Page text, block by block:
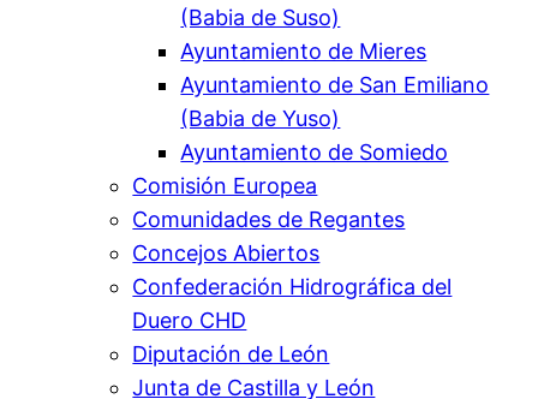
(Babia de Suso)
Ayuntamiento de Mieres
Ayuntamiento de San Emiliano
(Babia de Yuso)
Ayuntamiento de Somiedo
Comisión Europea
Comunidades de Regantes
Concejos Abiertos
Confederación Hidrográfica del
Duero CHD
Diputación de León
Junta de Castilla y León